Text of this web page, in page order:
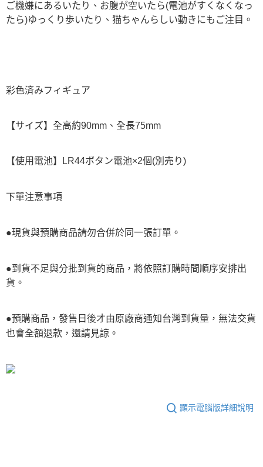
ご機嫌にあるいたり、お腹が空いたら(電池がすくなくなっ
たら)ゆっくり歩いたり、猫ちゃんらしい動きにもご注目。
彩色済みフィギュア
【サイズ】全高約90mm、全長75mm
【使用電池】LR44ボタン電池×2個(別売り)
下單注意事項
●現貨與預購商品請勿合併於同一張訂單。
●到貨不足與分批到貨的商品，將依照訂購時間順序安排出
貨。
●預購商品，發售日後才由原廠商通知台灣到貨量，無法交貨
也會全額退款，還請見諒。
顯示電腦版詳細說明